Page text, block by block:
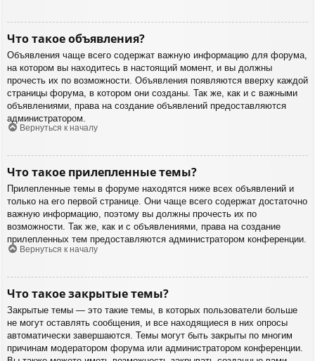
Что такое объявления?
Объявления чаще всего содержат важную информацию для форума,
на котором вы находитесь в настоящий момент, и вы должны
прочесть их по возможности. Объявления появляются вверху каждой
страницы форума, в котором они созданы. Так же, как и с важными
объявлениями, права на создание объявлений предоставляются
администратором.
Вернуться к началу
Что такое прилепленные темы?
Прилепленные темы в форуме находятся ниже всех объявлений и
только на его первой странице. Они чаще всего содержат достаточно
важную информацию, поэтому вы должны прочесть их по
возможности. Так же, как и с объявлениями, права на создание
прилепленных тем предоставляются администратором конференции.
Вернуться к началу
Что такое закрытые темы?
Закрытые темы — это такие темы, в которых пользователи больше
не могут оставлять сообщения, и все находящиеся в них опросы
автоматически завершаются. Темы могут быть закрыты по многим
причинам модератором форума или администратором конференции.